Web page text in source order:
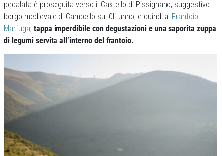
pedalata è proseguita verso il Castello di Pissignano, suggestivo
borgo medievale di Campello sul Clitunno, e quindi al Frantoio
Marfuga, tappa imperdibile con degustazioni e una saporita zuppa
di legumi servita all’interno del frantoio.